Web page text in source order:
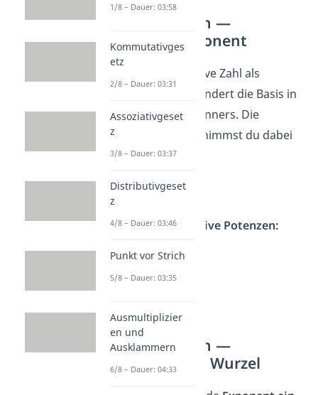
Potenzrechnen —
Negativer Exponent
Hast du eine negative Zahl als
, dann wandert die Basis in
den Bruch eines Nenners. Die
hochgestellte Zahl nimmst du dabei
mit.
Beispiele für negative Potenzen:
Potenzrechnen —
Potenzgesetze Wurzel
1/8 – Dauer: 03:58
Kommutativges
etz
2/8 – Dauer: 03:31
Assoziativgeset
z
3/8 – Dauer: 03:37
Distributivgeset
z
4/8 – Dauer: 03:46
Punkt vor Strich
5/8 – Dauer: 03:35
Ausmultiplizier
en und
Ausklammern
6/8 – Dauer: 04:33